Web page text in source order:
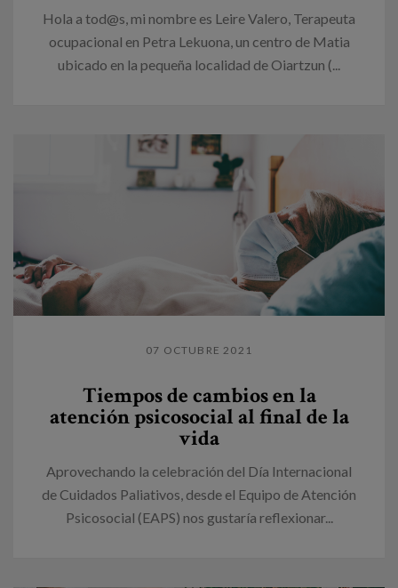
Hola a tod@s, mi nombre es Leire Valero, Terapeuta
ocupacional en Petra Lekuona, un centro de Matia
ubicado en la pequeña localidad de Oiartzun (...
07 OCTUBRE 2021
Tiempos de cambios en la
atención psicosocial al final de la
vida
Aprovechando la celebración del Día Internacional
de Cuidados Paliativos, desde el Equipo de Atención
Psicosocial (EAPS) nos gustaría reflexionar...